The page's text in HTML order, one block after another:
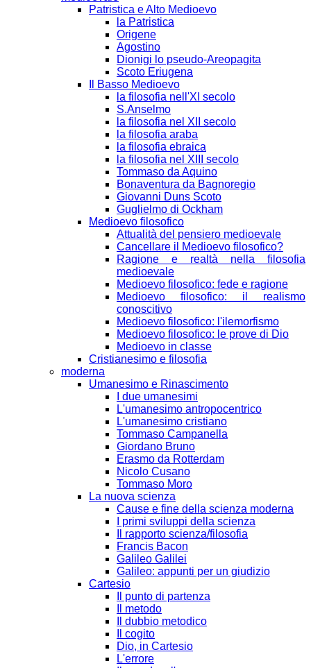
Patristica e Alto Medioevo
la Patristica
Origene
Agostino
Dionigi lo pseudo-Areopagita
Scoto Eriugena
Il Basso Medioevo
la filosofia nell'XI secolo
S.Anselmo
la filosofia nel XII secolo
la filosofia araba
la filosofia ebraica
la filosofia nel XIII secolo
Tommaso da Aquino
Bonaventura da Bagnoregio
Giovanni Duns Scoto
Guglielmo di Ockham
Medioevo filosofico
Attualità del pensiero medioevale
Cancellare il Medioevo filosofico?
Ragione e realtà nella filosofia
medioevale
Medioevo filosofico: fede e ragione
Medioevo filosofico: il realismo
conoscitivo
Medioevo filosofico: l'ilemorfismo
Medioevo filosofico: le prove di Dio
Medioevo in classe
Cristianesimo e filosofia
moderna
Umanesimo e Rinascimento
I due umanesimi
L'umanesimo antropocentrico
L'umanesimo cristiano
Tommaso Campanella
Giordano Bruno
Erasmo da Rotterdam
Nicolo Cusano
Tommaso Moro
La nuova scienza
Cause e fine della scienza moderna
I primi sviluppi della scienza
Il rapporto scienza/filosofia
Francis Bacon
Galileo Galilei
Galileo: appunti per un giudizio
Cartesio
Il punto di partenza
Il metodo
Il dubbio metodico
Il cogito
Dio, in Cartesio
L'errore